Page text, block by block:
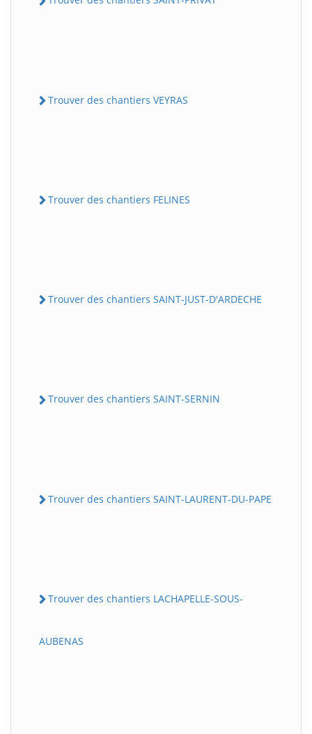
Trouver des chantiers VEYRAS
Trouver des chantiers FELINES
Trouver des chantiers SAINT-JUST-D'ARDECHE
Trouver des chantiers SAINT-SERNIN
Trouver des chantiers SAINT-LAURENT-DU-PAPE
Trouver des chantiers LACHAPELLE-SOUS-
AUBENAS